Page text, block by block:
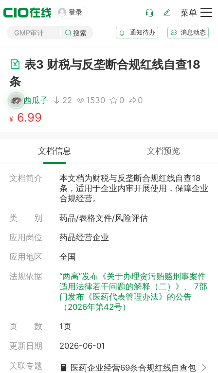
 登录 菜单
药厂筹建
化妆品注册
医疗器械注册
药品注册
药品上市后变更
搜索 通知待办 消息动态
表3 财税与反垄断合规红线自查18
条
西瓜子 22 1530 0 0
¥ 6.99
文档信息 文档预览
文档简介
本文档为财税与反垄断合规红线自查18
条，适用于企业内审开展使用，保障企业
合规经营。
类 别 药品/表格文件/风险评估
应用岗位 药品经营企业
应用地区 全国
法规依据
“两高”发布《关于办理贪污贿赂刑事案件
适用法律若干问题的解释（二）》、 7部
门发布《医药代表管理办法》的公告
（2026年第42号）
页 数 1页
更新日期 2026-06-01
关联专题
医药企业经营69条合规红线自查包